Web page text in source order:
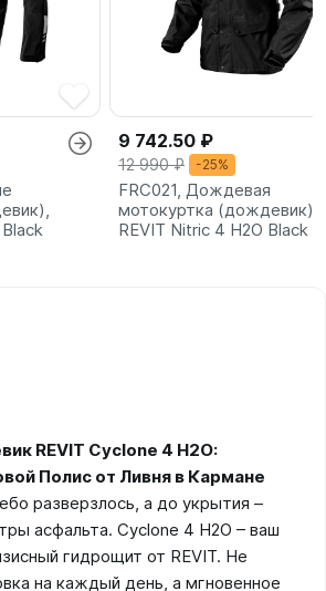
9 742.50 ₽
12 990 ₽ -25%
FRC021, Дождевая
мотокуртка (дождевик),
REVIT Nitric 4 H2O Black
REVIT Cyclone 4 H2O:
Полис от Ливня в Кармане
разверзлось, а до укрытия –
асфальта. Cyclone 4 H2O – ваш
гидрощит от REVIT. Не
на каждый день, а мгновенное